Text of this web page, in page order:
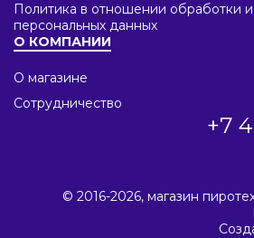
Политика в отношении обработки
персональных данных
О КОМПАНИИ
О магазине
Сотрудничество
+7
© 2016-2026, магазин